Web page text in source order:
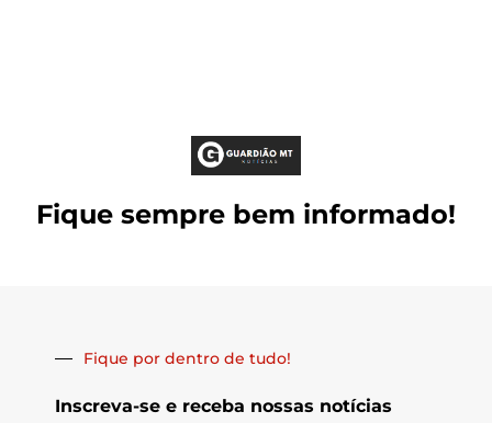
Fique sempre bem informado!
Fique por dentro de tudo!
Inscreva-se e receba nossas notícias